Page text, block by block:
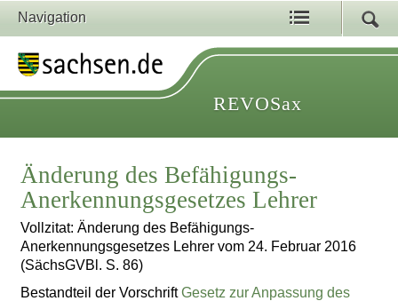
Navigation
REVOSax
Änderung des Befähigungs-
Anerkennungsgesetzes Lehrer
Vollzitat: Änderung des Befähigungs-
Anerkennungsgesetzes Lehrer vom 24. Februar 2016
(SächsGVBl. S. 86)
Bestandteil der VorschriftGesetz zur Anpassung des